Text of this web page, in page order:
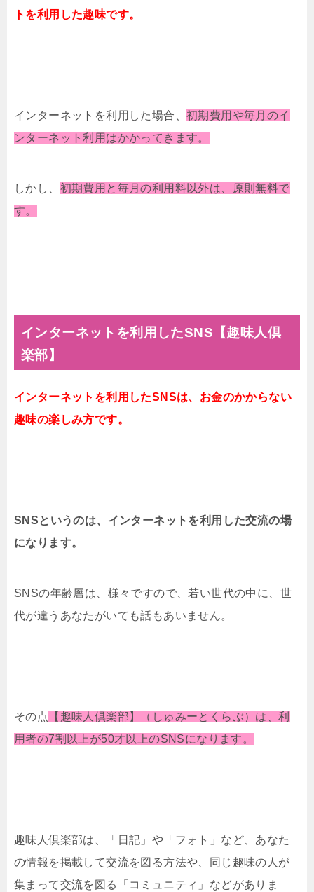
トを利用した趣味です。
インターネットを利用した場合、 初期費用や毎月のイ
ンターネット利用はかかってきます。
しかし、 初期費用と毎月の利用料以外は、原則無料で
す。
インターネットを利用したSNS【趣味人倶
楽部】
インターネットを利用したSNSは、お金のかからない
趣味の楽しみ方です。
SNSというのは、インターネットを利用した交流の場
になります。
SNSの年齢層は、様々ですので、若い世代の中に、世
代が違うあなたがいても話もあいません。
その点 【趣味人倶楽部】（しゅみーとくらぶ）は、利
用者の7割以上が50才以上のSNSになります。
趣味人倶楽部は、「日記」や「フォト」など、あなた
の情報を掲載して交流を図る方法や、同じ趣味の人が
集まって交流を図る「コミュニティ」などがありま